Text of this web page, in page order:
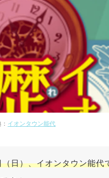
イオンタウン能代
日）、イオンタウン能代